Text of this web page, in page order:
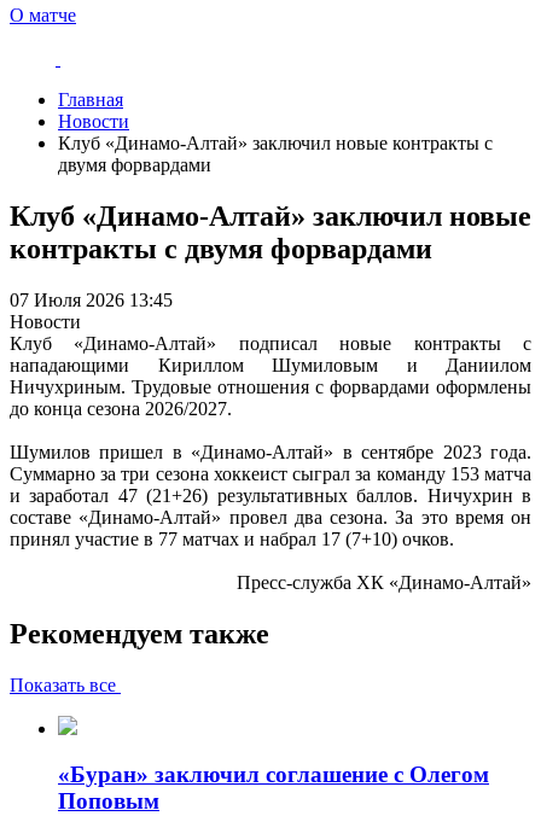
О матче
Главная
Новости
Клуб «Динамо-Алтай» заключил новые контракты с
двумя форвардами
Клуб «Динамо-Алтай» заключил новые
контракты с двумя форвардами
07 Июля 2026 13:45
Новости
Клуб «Динамо-Алтай» подписал новые контракты с
нападающими Кириллом Шумиловым и Даниилом
Ничухриным. Трудовые отношения с форвардами оформлены
до конца сезона 2026/2027.
Шумилов пришел в «Динамо-Алтай» в сентябре 2023 года.
Суммарно за три сезона хоккеист сыграл за команду 153 матча
и заработал 47 (21+26) результативных баллов. Ничухрин в
составе «Динамо-Алтай» провел два сезона. За это время он
принял участие в 77 матчах и набрал 17 (7+10) очков.
Пресс-служба ХК «Динамо-Алтай»
Рекомендуем также
Показать все
«Буран» заключил соглашение с Олегом
Поповым